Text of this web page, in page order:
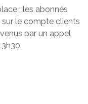
; les abonnés
sur le compte clients
par un appel